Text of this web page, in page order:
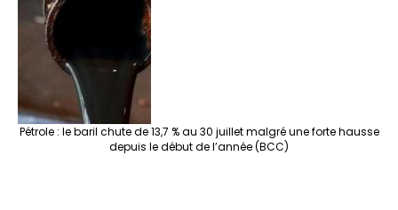
Pétrole : le baril chute de 13,7 % au 30 juillet malgré une forte hausse
depuis le début de l’année (BCC)